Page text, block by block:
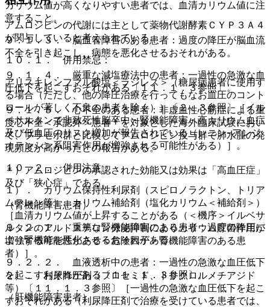
アムロジピンの代謝には主として薬物代謝酵素ＣＹＰ３Ａ４
が関与していると考えられている。
１０．１． 併用禁忌：
アリスキレンフマル酸塩＜ラジレス＞（糖尿病患者に使用す
る場合（ただし、他の降圧治療を行ってもなお血圧のコント
ロールが著しく不良の患者を除く））〔２．３参照〕［イル
ベサルタンで非致死性脳卒中・腎機能障害・高カリウム血症
及び低血圧のリスク増加が報告されている（レニン−アンジ
オテンシン系阻害作用が増強される可能性がある）］。
１０．２． 併用注意：
１）． カリウム保持性利尿剤（スピロノラクトン、トリア
ムテレン等）、カリウム補給剤（塩化カリウム＜補給剤＞）
［血清カリウム値が上昇することがある（＜機序＞イルベサ
ルタンのアルドステロン分泌抑制によりカリウム貯留作用が
増強する可能性がある＜危険因子＞腎機能障害のある患
者）］。
２）． 利尿降圧剤（フロセミド、トリクロルメチアジド
等）〔１１．１．３参照〕［一過性の急激な血圧低下を起こ
すおそれがある（利尿降圧剤で治療を受けている患者では、
カリウム値が高くなりやすい患者では、血清カリウム値に注
意すること。
９．１．３． 脳血管障害のある患者：過度の降圧が脳血流
不全を引き起こし、病態を悪化させるおそれがある。
９．１．４． 厳重な減塩療法中の患者：一過性の急激な血
圧低下を起こすおそれがある〔１１．１．３参照〕。
９．１．５． 心不全のある患者：非虚血性心筋症による重
度心不全＜承認外＞患者＊を対象とした海外臨床試験におい
て、プラセボ群と比較してアムロジピン投与群で肺水腫の発
現頻度が高かったとの報告がある。
＊）アムロジピンの承認された効能又は効果は「高血圧症」
及び「狭心症」である。
（腎機能障害患者）
９．２．１． 重篤な腎機能障害のある患者：過度の降圧に
より腎機能を悪化させるおそれがある。
９．２．２． 血液透析中の患者：一過性の急激な血圧低下
を起こすおそれがある〔１１．１．３参照〕。
（肝機能障害患者）